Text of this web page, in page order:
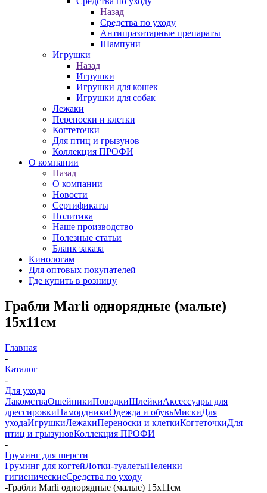
Назад
Средства по уходу
Антипразитарные препараты
Шампуни
Игрушки
Назад
Игрушки
Игрушки для кошек
Игрушки для собак
Лежаки
Переноски и клетки
Когтеточки
Для птиц и грызунов
Коллекция ПРОФИ
О компании
Назад
О компании
Новости
Сертификаты
Политика
Наше производство
Полезные статьи
Бланк заказа
Кинологам
Для оптовых покупателей
Где купить в розницу
Грабли Marli однорядные (малые)
15х11см
Главная
-
Каталог
-
Для ухода
ЛакомстваОшейникиПоводкиШлейкиАксессуары для
дрессировкиНамордникиОдежда и обувьМискиДля
уходаИгрушкиЛежакиПереноски и клеткиКогтеточкиДля
птиц и грызуновКоллекция ПРОФИ
-
Груминг для шерсти
Груминг для когтейЛотки-туалетыПеленки
гигиеническиеСредства по уходу
-Грабли Marli однорядные (малые) 15х11см